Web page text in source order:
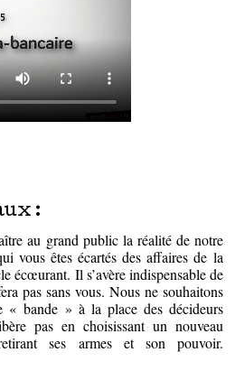
:
au grand public la réalité de notre
vous êtes écartés des affaires de la
écœurant. Il s’avère indispensable de
pas sans vous. Nous ne souhaitons
« bande » à la place des décideurs
pas en choisissant un nouveau
ses armes et son pouvoir.